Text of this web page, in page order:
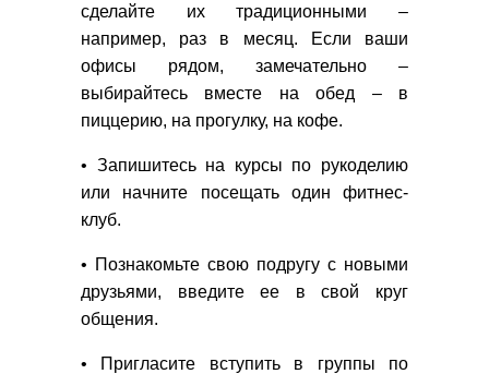
сделайте их традиционными –
например, раз в месяц. Если ваши
офисы рядом, замечательно –
выбирайтесь вместе на обед – в
пиццерию, на прогулку, на кофе.
• Запишитесь на курсы по рукоделию
или начните посещать один фитнес-
клуб.
• Познакомьте свою подругу с новыми
друзьями, введите ее в свой круг
общения.
• Пригласите вступить в группы по